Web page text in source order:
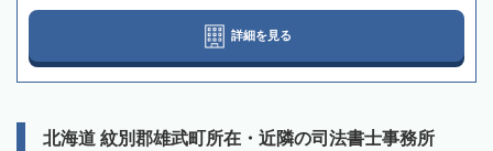
詳細を見る
北海道 紋別郡雄武町所在・近隣の司法書士事務所